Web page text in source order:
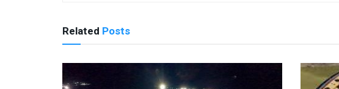
Related Posts